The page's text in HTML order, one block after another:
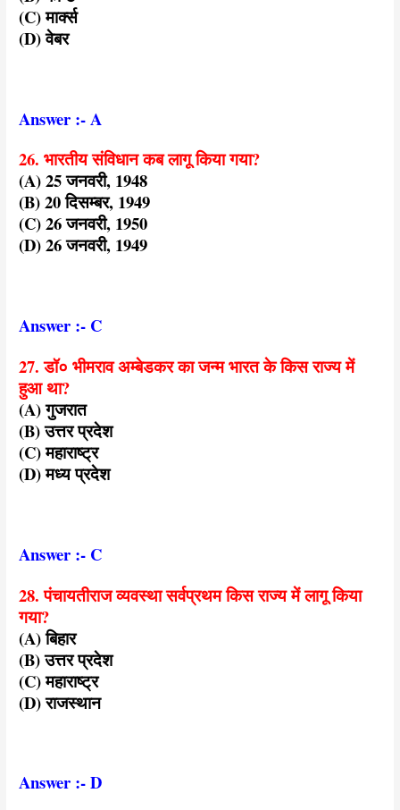
(C) मार्क्स
(D) वेबर
Answer :- A
26. भारतीय संविधान कब लागू किया गया?
(A) 25 जनवरी, 1948
(B) 20 दिसम्बर, 1949
(C) 26 जनवरी, 1950
(D) 26 जनवरी, 1949
Answer :- C
27. डॉ० भीमराव अम्बेडकर का जन्म भारत के किस राज्य में
हुआ था?
(A) गुजरात
(B) उत्तर प्रदेश
(C) महाराष्ट्र
(D) मध्य प्रदेश
Answer :- C
28. पंचायतीराज व्यवस्था सर्वप्रथम किस राज्य में लागू किया
गया?
(A) बिहार
(B) उत्तर प्रदेश
(C) महाराष्ट्र
(D) राजस्थान
Answer :- D